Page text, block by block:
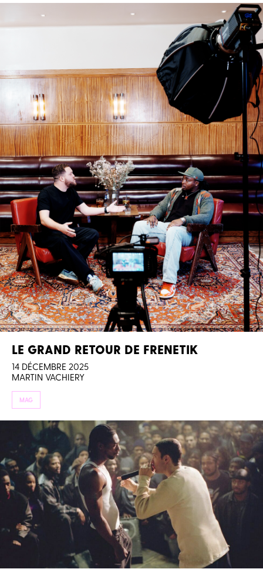
LE GRAND RETOUR DE FRENETIK
14 DÉCEMBRE 2025
MARTIN VACHIERY
MAG